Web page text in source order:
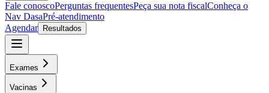
Fale conoscoPerguntas frequentesPeça sua nota fiscalConheça o
Nav DasaPré-atendimento
Agendar
Resultados
Exames
Vacinas